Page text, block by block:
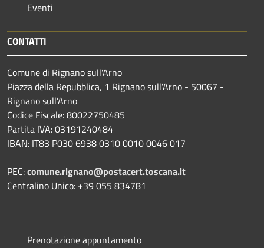
Eventi
CONTATTI
Comune di Rignano sull'Arno
Piazza della Repubblica, 1 Rignano sull'Arno - 50067 -
Rignano sull'Arno
Codice Fiscale: 80022750485
Partita IVA: 03191240484
IBAN: IT83 P030 6938 0310 0010 0046 017
PEC:comune.rignano@postacert.toscana.it
Centralino Unico: +39 055 834781
Prenotazione appuntamento